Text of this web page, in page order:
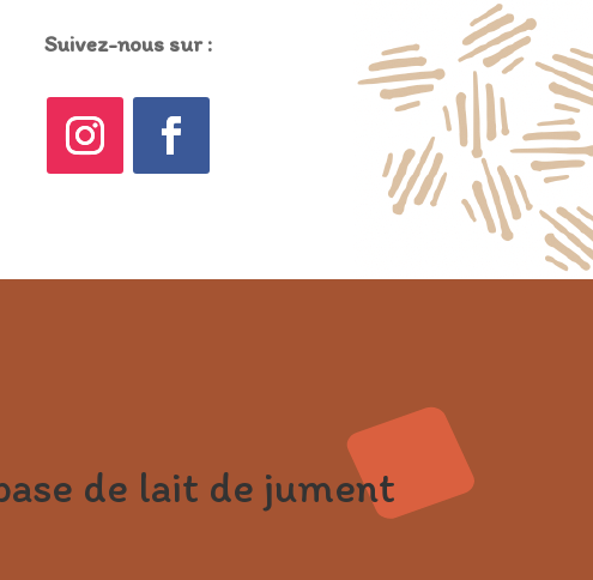
Suivez-nous sur :
de lait de jument